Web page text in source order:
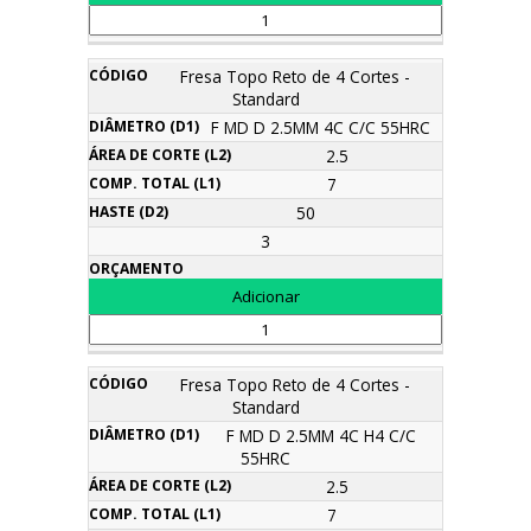
Fresa Topo Reto de 4 Cortes -
Standard
F MD D 2.5MM 4C C/C 55HRC
2.5
7
50
3
Fresa Topo Reto de 4 Cortes -
Standard
F MD D 2.5MM 4C H4 C/C
55HRC
2.5
7